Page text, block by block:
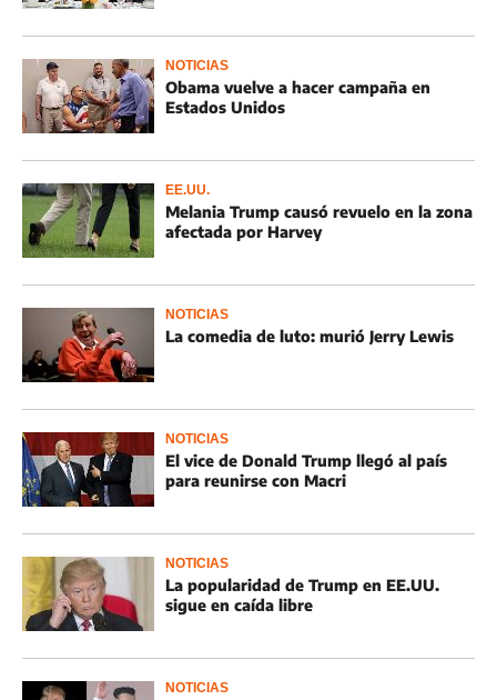
NOTICIAS
Obama vuelve a hacer campaña en
Estados Unidos
EE.UU.
Melania Trump causó revuelo en la zona
afectada por Harvey
NOTICIAS
La comedia de luto: murió Jerry Lewis
NOTICIAS
El vice de Donald Trump llegó al país
para reunirse con Macri
NOTICIAS
La popularidad de Trump en EE.UU.
sigue en caída libre
NOTICIAS